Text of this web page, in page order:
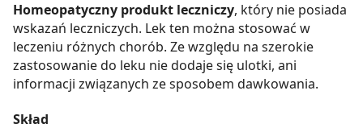
Homeopatyczny produkt leczniczy, który nie posiada
wskazań leczniczych. Lek ten można stosować w
leczeniu różnych chorób. Ze względu na szerokie
zastosowanie do leku nie dodaje się ulotki, ani
informacji związanych ze sposobem dawkowania.
Skład